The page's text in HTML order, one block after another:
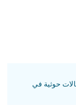
حوثية في